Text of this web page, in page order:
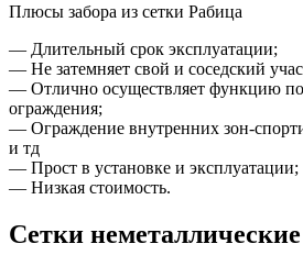
Плюсы забора из сетки Рабица
— Длительный срок эксплуатации;
— Не затемняет свой и соседский
— Отлично осуществляет функцию
ограждения;
— Ограждение внутренних зон-
и тд
— Прост в установке и эксплуатации;
— Низкая стоимость.
Сетки неметаллические